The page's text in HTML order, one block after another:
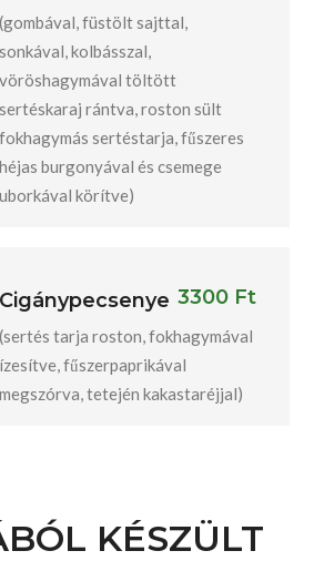
(gombával, füstölt sajttal,
sonkával, kolbásszal,
vöröshagymával töltött
sertéskaraj rántva, roston sült
fokhagymás sertéstarja, fűszeres
héjas burgonyával és csemege
uborkával körítve)
Cigánypecsenye 3300 Ft
(sertés tarja roston, fokhagymával
ízesítve, fűszerpaprikával
megszórva, tetején kakastaréjjal)
KÉSZÜLT